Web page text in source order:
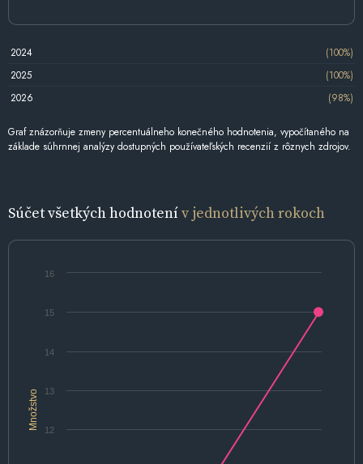
2024
(100%)
2025
(100%)
2026
(98%)
Graf znázorňuje zmeny percentuálneho konečného hodnotenia, vypočítaného na
základe súhrnnej analýzy dostupných používateľských recenzií z rôznych zdrojov.
Súčet všetkých hodnotenív jednotlivých rokoch
Množstvo 12
13
14
15
16